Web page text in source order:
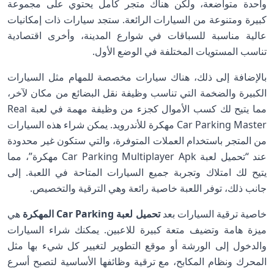
واحدة متواضعة، ولكن هناك متجر كامل يحتوي على مجموعة
كبيرة ومتنوعة من السيارات الرائعة. ستجد سيارات ذات إمكانيات
عالية مناسبة للسباقات في شوارع المدينة، وأخرى اقتصادية
تناسب المستويات المختلفة في الوضع الأول.
بالإضافة إلى ذلك، هناك سيارات مخصصة للمهام مثل السيارات
الكبيرة والضخمة التي تناسب وظيفة نقل البضائع من مكان لآخر،
مما يتيح لك كسب الأموال كجزء من وظيفة مهمة في لعبة Real
Car Parking Master مهكرة للأندرويد. يمكن شراء هذه السيارات
من المتجر باستخدام العملات المتوفرة، والتي ستكون غير محدودة
عند “تحميل لعبة Car Parking Multiplayer Apk مهكرة”، مما
يتيح لك امتلاك وتجربة جميع السيارات المتاحة في اللعبة. إلى
جانب ذلك، توفر اللعبة خاصية رائعة وهي الترقية والتخصيص.
خاصية ترقية السيارات بعدتحميل لعبة Car Parking المهكرة
هي
ميزة هامة وتضيف متعة كبيرة للاعبين. يمكنك شراء السيارات
والدخول إلى الورشة أو موقع التطوير لتغيير كل شيء بها مثل
المحرك ونظام المكابح، مع ترقية وظائفها الأساسية لتصبح أسرع